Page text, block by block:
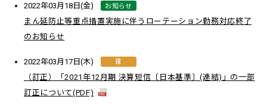
2022年03月18日(金) お知らせ
まん延防止等重点措置実施に伴うローテーション勤務対応終了
のお知らせ
2022年03月17日(木) IR
（訂正）「2021年12月期 決算短信〔日本基準〕(連結)」の一部
訂正について(PDF)